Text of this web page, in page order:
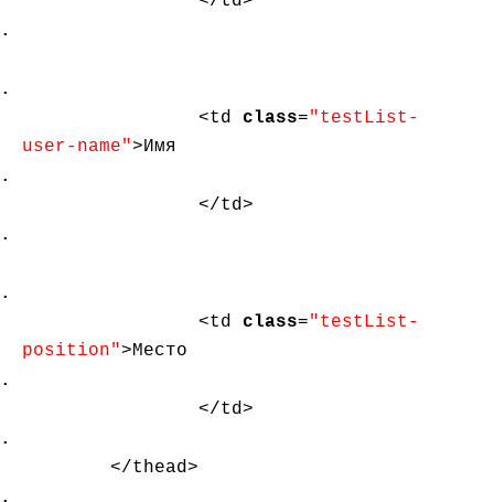
<td class="testList-
user-name">Имя
</td>
<td class="testList-
position">Место
</td>
</thead>